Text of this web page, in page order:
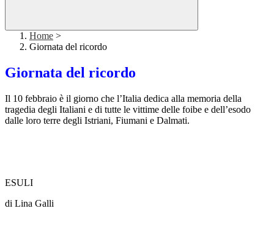
Home >
Giornata del ricordo
Giornata del ricordo
Il 10 febbraio è il giorno che l’Italia dedica alla memoria della
tragedia degli Italiani e di tutte le vittime delle foibe e dell’esodo
dalle loro terre degli Istriani, Fiumani e Dalmati.
ESULI
di Lina Galli